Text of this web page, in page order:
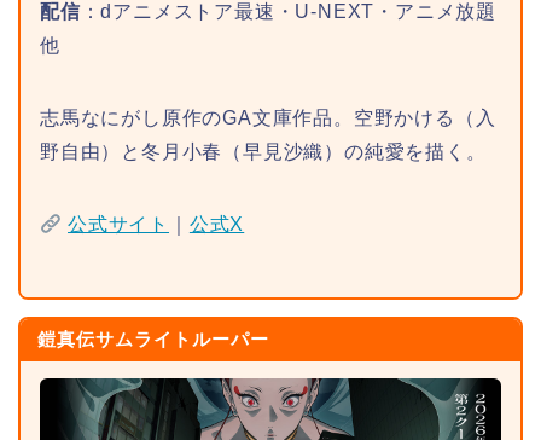
配信 ：dアニメストア最速・U-NEXT・アニメ放題
他
志馬なにがし原作のGA文庫作品。空野かける（入
野自由）と冬月小春（早見沙織）の純愛を描く。
公式サイト 公式X
鎧真伝サムライトルーパー